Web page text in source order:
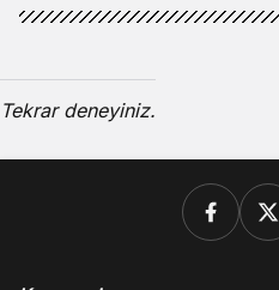
Tekrar deneyiniz.